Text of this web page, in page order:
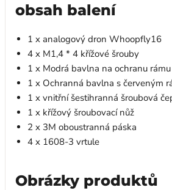
obsah balení
1 x analogový dron Whoopfly16
4 x M1,4 * 4 křížové šrouby
1 x Modrá bavlna na ochranu rámu
1 x Ochranná bavlna s červeným
1 x vnitřní šestihranná šroubová
1 x křížový šroubovací nůž
2 x 3M oboustranná páska
4 x 1608-3 vrtule
Obrázky produktů